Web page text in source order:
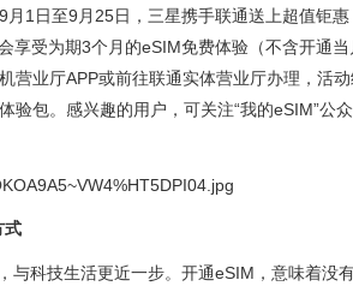
1日至9月25日，三星携手联通送上超值钜
享受为期3个月的eSIM免费体验（不含开通
营业厅APP或前往联通实体营业厅办理，活
验包。感兴趣的用户，可关注“我的eSIM”公
式
与科技生活更近一步。开通eSIM，意味着没